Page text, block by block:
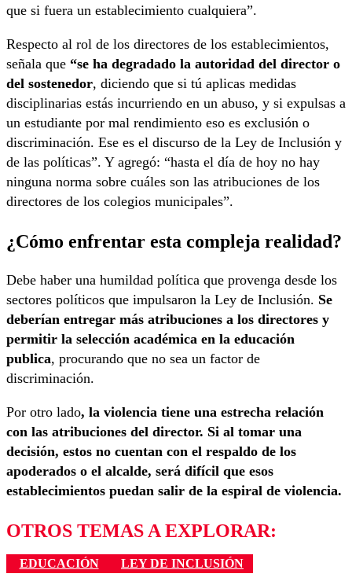
que si fuera un establecimiento cualquiera”.
Respecto al rol de los directores de los establecimientos,
señala que “se ha degradado la autoridad del director o
del sostenedor, diciendo que si tú aplicas medidas
disciplinarias estás incurriendo en un abuso, y si expulsas a
un estudiante por mal rendimiento eso es exclusión o
discriminación. Ese es el discurso de la Ley de Inclusión y
de las políticas”. Y agregó: “hasta el día de hoy no hay
ninguna norma sobre cuáles son las atribuciones de los
directores de los colegios municipales”.
¿Cómo enfrentar esta compleja realidad?
Debe haber una humildad política que provenga desde los
sectores políticos que impulsaron la Ley de Inclusión. Se
deberían entregar más atribuciones a los directores y
permitir la selección académica en la educación
publica, procurando que no sea un factor de
discriminación.
Por otro lado, la violencia tiene una estrecha relación
con las atribuciones del director. Si al tomar una
decisión, estos no cuentan con el respaldo de los
apoderados o el alcalde, será difícil que esos
establecimientos puedan salir de la espiral de violencia.
OTROS TEMAS A EXPLORAR:
EDUCACIÓN LEY DE INCLUSIÓN